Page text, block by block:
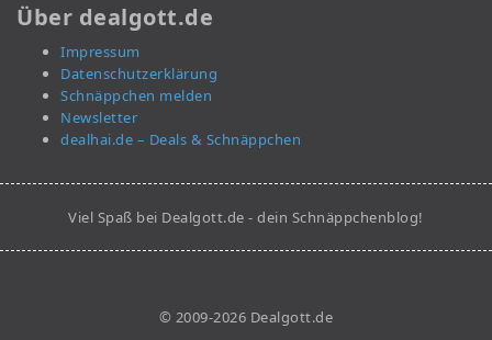
Über dealgott.de
Impressum
Datenschutzerklärung
Schnäppchen melden
Newsletter
dealhai.de – Deals & Schnäppchen
Viel Spaß bei Dealgott.de - dein Schnäppchenblog!
© 2009-2026 Dealgott.de